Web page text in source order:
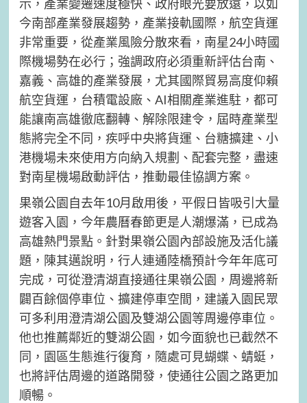
示，產業變遷速度極快、政府眼光要放遠，以如
今南部產業發展趨勢，產業接軌國際，航空貨運
非常重要，從產業風險分散來看，南星24小時國
際機場勢在必行；強調政府必須重新評估台南、
嘉義、高雄的產業發展，尤其國際貿易高度仰賴
航空貨運，台積電設廠、AI相關產業進駐，都可
能讓南高雄徹底翻轉、解除限建令，屆時產業型
態將完全不同，疾呼中央將貨運、台糖擴建、小
港機場未來使用方向納入規劃、配套完整，盡速
對南星機場啟動評估，推動最佳協調方案。
果嶺公園自去年10月啟用後，平假日皆吸引大量
遊客入園，今年農曆春節更是人潮爆滿，已成為
高雄熱門景點。針對果嶺公園內部設施及活化議
題，陳其邁說明，行人連通陸橋預計今年年底可
完成，可從澄清湖直接通往果嶺公園，周邊將新
闢百餘個停車位、擴建停車空間，建議入園民眾
可多利用澄清湖公園及雙湖公園等周邊停車位。
他也推薦鄰近的雙湖公園，如今面貌也已截然不
同，園區生態進行復育，隨處可見蝴蝶、蜻蜓，
也將評估周邊的道路開發，使通往公園之路更加
順暢。